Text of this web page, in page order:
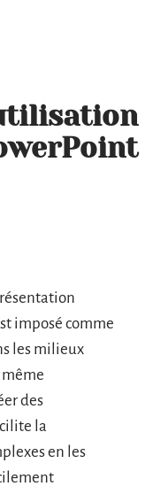
imposé comme
les milieux
des
la
en les